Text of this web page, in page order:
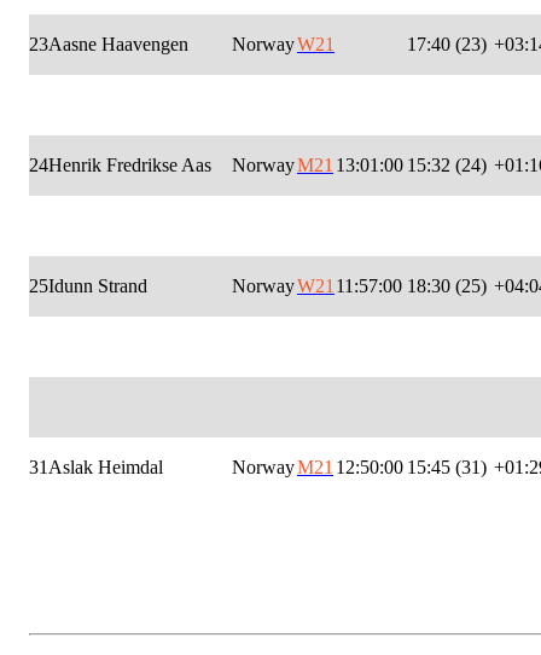
23Aasne Haavengen NorwayW21 17:40 (23)
24Henrik Fredrikse Aas NorwayM21 13:01:00 15:32 (24)
25Idunn Strand NorwayW21 11:57:00 18:30 (25)
31 Aslak Heimdal NorwayM21 12:50:00 15:45 (31)